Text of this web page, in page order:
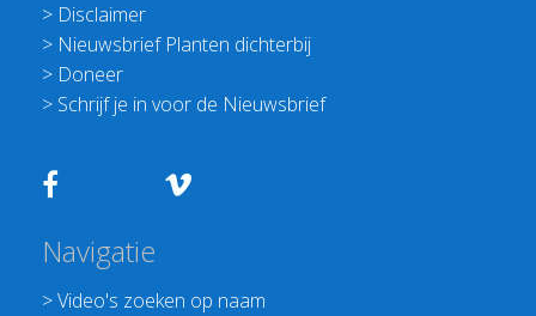
> Disclaimer
> Nieuwsbrief Planten dichterbij
> Doneer
> Schrijf je in voor de Nieuwsbrief
Navigatie
>Video's zoeken op naam